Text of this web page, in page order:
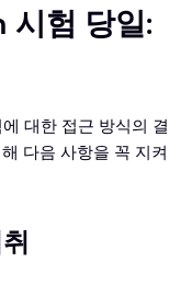
시험 당일:
대한 접근 방식의 결
다음 사항을 꼭 지켜